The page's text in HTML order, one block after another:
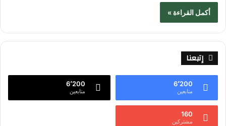
أكمل القراءة »
إتبعنا
6٬200
متابعين
6٬200
متابعين
160
مشتركين